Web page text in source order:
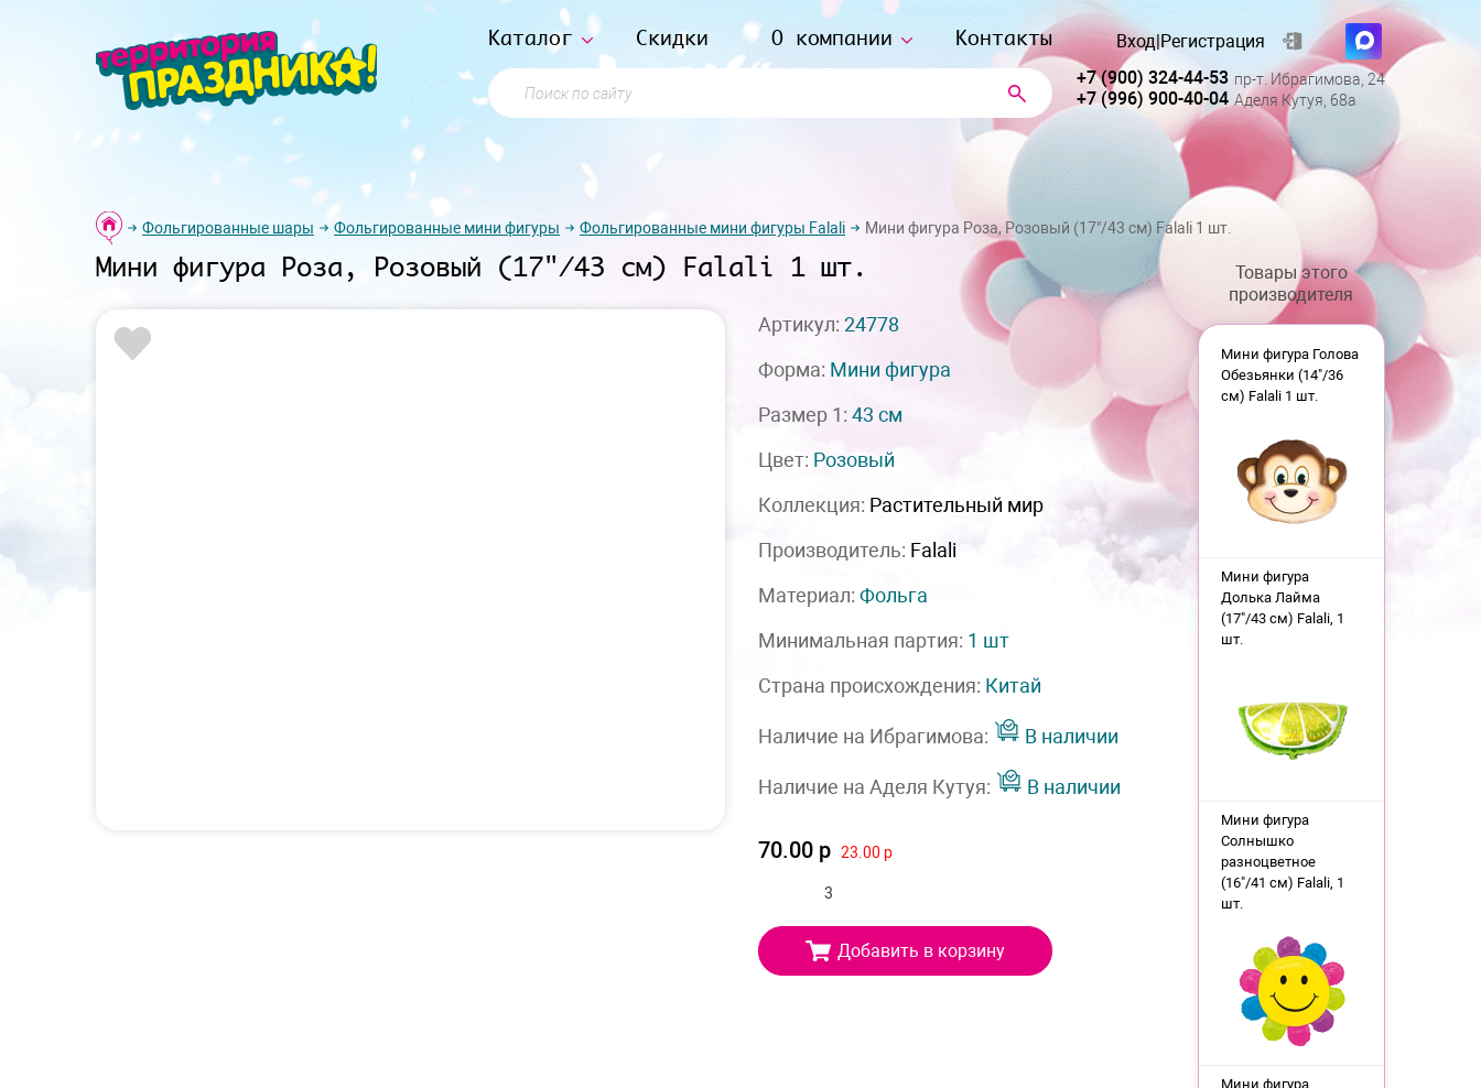
Каталог Скидки О компании Контакты
Поиск по сайту
Вход|Регистрация
+7 (900) 324-44-53 пр-т. Ибрагимова, 24
+7 (996) 900-40-04 Аделя Кутуя, 68а
Фольгированные шары Фольгированные мини фигуры Фольгированные мини фигуры Falali Мини фигура Роза, Розовый (17"/43 см) Falali 1 шт.
Мини фигура Роза, Розовый (17"/43 см) Falali 1 шт.
Артикул: 24778
Форма: Мини фигура
Размер 1: 43 см
Цвет: Розовый
Коллекция: Растительный мир
Производитель: Falali
Материал: Фольга
Минимальная партия: 1 шт
Страна происхождения: Китай
Наличие на Ибрагимова: В наличии
Наличие на Аделя Кутуя: В наличии
70.00 р 23.00 р
Добавить в корзину
Товары этого
производителя
Мини фигура Голова
Обезьянки (14"/36
см) Falali 1 шт.
Мини фигура
Долька Лайма
(17"/43 см) Falali, 1
шт.
Мини фигура
Солнышко
разноцветное
(16"/41 см) Falali, 1
шт.
Мини фигура